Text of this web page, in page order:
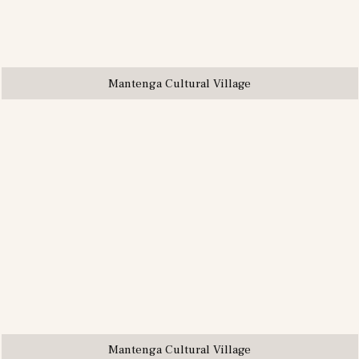
Mantenga Cultural Village
Mantenga Cultural Village